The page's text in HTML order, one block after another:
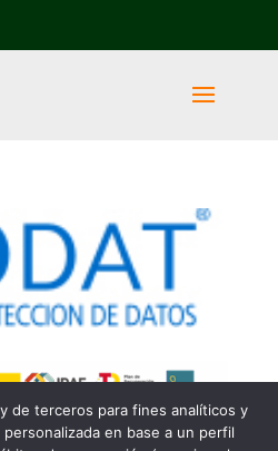
de terceros para fines analíticos y
en base a un perfil